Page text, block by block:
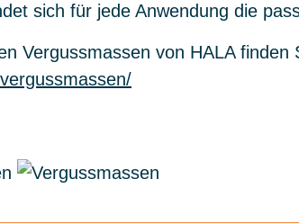
sich für jede Anwendung die
Vergussmassen von HALA finden